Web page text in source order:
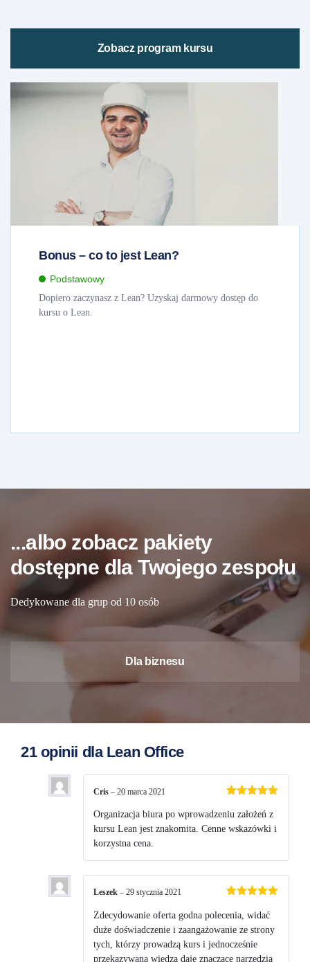
Zobacz program kursu
Bonus – co to jest Lean?
Podstawowy
Dopiero zaczynasz z Lean? Uzyskaj darmowy dostęp do
kursu o Lean.
...albo zobacz pakiety
dostępne dla Twojego zespołu
Dedykowane dla grup od 10 osób
Dla biznesu
21 opinii dla Lean Office
na 5
Cris – 20 marca 2021
Organizacja biura po wprowadzeniu założeń z
kursu Lean jest znakomita. Cenne wskazówki i
korzystna cena.
na 5
Leszek – 29 stycznia 2021
Zdecydowanie oferta godna polecenia, widać
duże doświadczenie i zaangażowanie ze strony
tych, którzy prowadzą kurs i jednocześnie
przekazywana wiedza daje znaczące narzędzia